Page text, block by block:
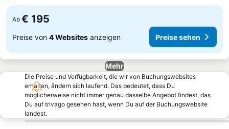
Ab € 195
Preise von 4 Websites anzeigen Preise sehen
Mehr
Die Preise und Verfügbarkeit, die wir von Buchungswebsites
erhalten, ändern sich laufend. Das bedeutet, dass Du
möglicherweise nicht immer genau dasselbe Angebot findest, das
Du auf trivago gesehen hast, wenn Du auf der Buchungswebsite
landest.